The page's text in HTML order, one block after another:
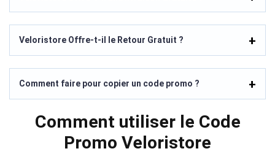
Veloristore Offre-t-il le Retour Gratuit ?
Comment faire pour copier un code promo ?
Comment utiliser le Code
Promo Veloristore